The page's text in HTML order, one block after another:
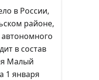
и
— 12 вв.
в России,
районе,
в состав
Малый
1 января